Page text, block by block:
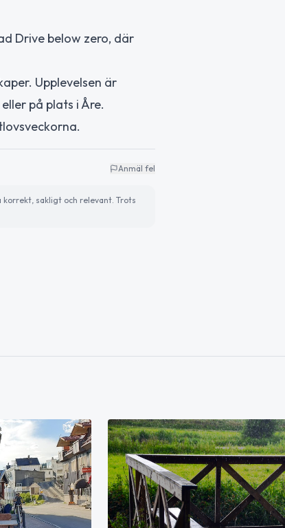
Drive below zero, där
Upplevelsen är
på plats i Åre.
Anmäl fel
sakligt och relevant. Trots